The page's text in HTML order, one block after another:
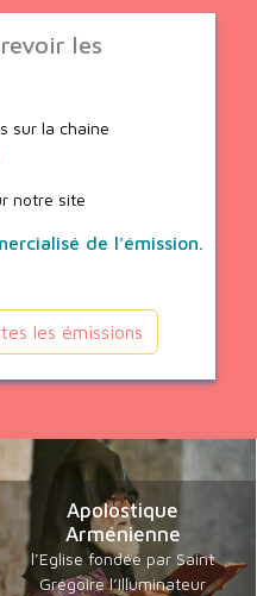
les
sur la chaine
notre site
de l'émission.
les émissions
Apolostique
Arménienne
l’Eglise fondée par Saint
Grégoire l’Illuminateur